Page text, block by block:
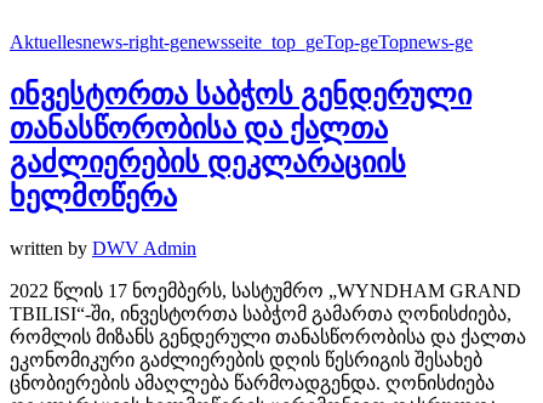
Aktuellesnews-right-genewsseite_top_geTop-geTopnews-ge
ინვესტორთა საბჭოს გენდერული
თანასწორობისა და ქალთა
გაძლიერების დეკლარაციის
ხელმოწერა
written by DWV Admin
2022 წლის 17 ნოემბერს, სასტუმრო „WYNDHAM GRAND
TBILISI“-ში, ინვესტორთა საბჭომ გამართა ღონისძიება,
რომლის მიზანს გენდერული თანასწორობისა და ქალთა
ეკონომიკური გაძლიერების დღის წესრიგის შესახებ
ცნობიერების ამაღლება წარმოადგენდა. ღონისძიება